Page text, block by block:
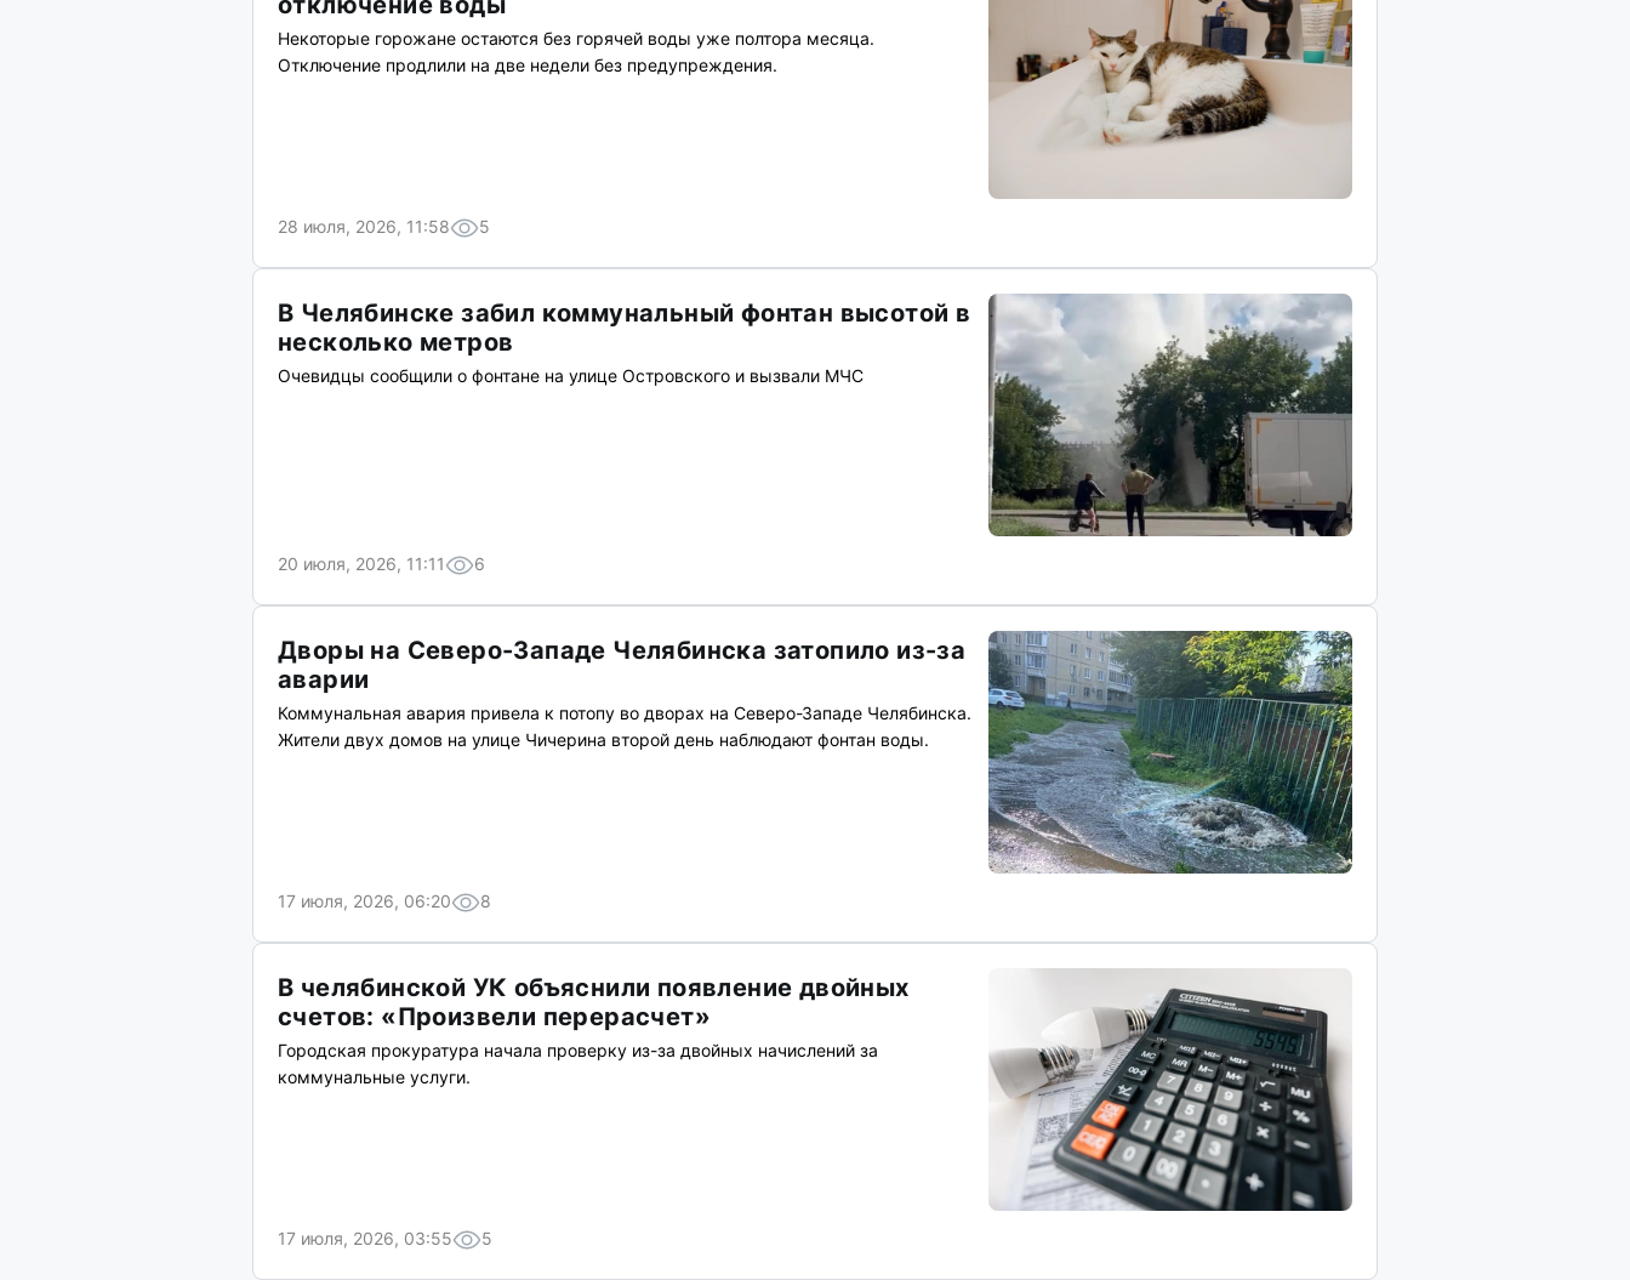
Некоторые горожане остаются без горячей воды уже полтора месяца.
Отключение продлили на две недели без предупреждения.
28 июля, 2026, 11:58 5
В Челябинске забил коммунальный фонтан высотой в
несколько метров
Очевидцы сообщили о фонтане на улице Островского и вызвали МЧС
20 июля, 2026, 11:11 6
Дворы на Северо-Западе Челябинска затопило из-за
аварии
Коммунальная авария привела к потопу во дворах на Северо-Западе Челябинска.
Жители двух домов на улице Чичерина второй день наблюдают фонтан воды.
17 июля, 2026, 06:20 8
В челябинской УК объяснили появление двойных
счетов: «Произвели перерасчет»
Городская прокуратура начала проверку из-за двойных начислений за
коммунальные услуги.
17 июля, 2026, 03:55 5